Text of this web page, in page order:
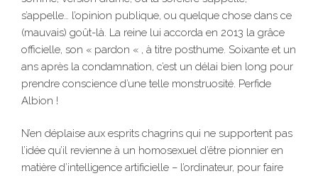
s’appelle… l’opinion publique, ou quelque chose dans ce
(mauvais) goût-là. La reine lui accorda en 2013 la grâce
officielle, son « pardon « , à titre posthume. Soixante et un
ans après la condamnation, c’est un délai bien long pour
prendre conscience d’une telle monstruosité. Perfide
Albion !
N’en déplaise aux esprits chagrins qui ne supportent pas
l’idée qu’il revienne à un homosexuel d’être pionnier en
matière d’intelligence artificielle – l’ordinateur, pour faire